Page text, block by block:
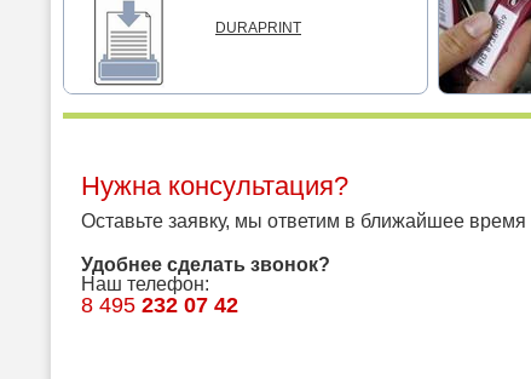
DURAPRINT
Нужна консультация?
Оставьте заявку, мы ответим в ближайшее время
Удобнее сделать звонок?
Наш телефон:
8 495 232 07 42